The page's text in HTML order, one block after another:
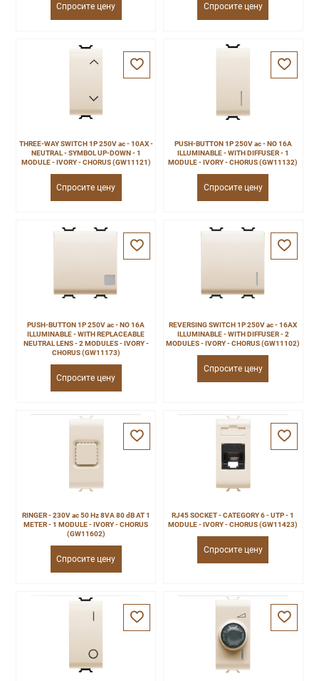
Спросите цену Спросите цену
THREE-WAY SWITCH 1P 250V ac - 10AX -
NEUTRAL - SYMBOL UP-DOWN - 1
MODULE - IVORY - CHORUS (GW11121)
Спросите цену
PUSH-BUTTON 1P 250V ac - NO 16A
ILLUMINABLE - WITH DIFFUSER - 1
MODULE - IVORY - CHORUS (GW11132)
Спросите цену
PUSH-BUTTON 1P 250V ac - NO 16A
ILLUMINABLE - WITH REPLACEABLE
NEUTRAL LENS - 2 MODULES - IVORY -
CHORUS (GW11173)
Спросите цену
REVERSING SWITCH 1P 250V ac - 16AX
ILLUMINABLE - WITH DIFFUSER - 2
MODULES - IVORY - CHORUS (GW11102)
Спросите цену
RINGER - 230V ac 50 Hz 8VA 80 dB AT 1
METER - 1 MODULE - IVORY - CHORUS
(GW11602)
Спросите цену
RJ45 SOCKET - CATEGORY 6 - UTP - 1
MODULE - IVORY - CHORUS (GW11423)
Спросите цену